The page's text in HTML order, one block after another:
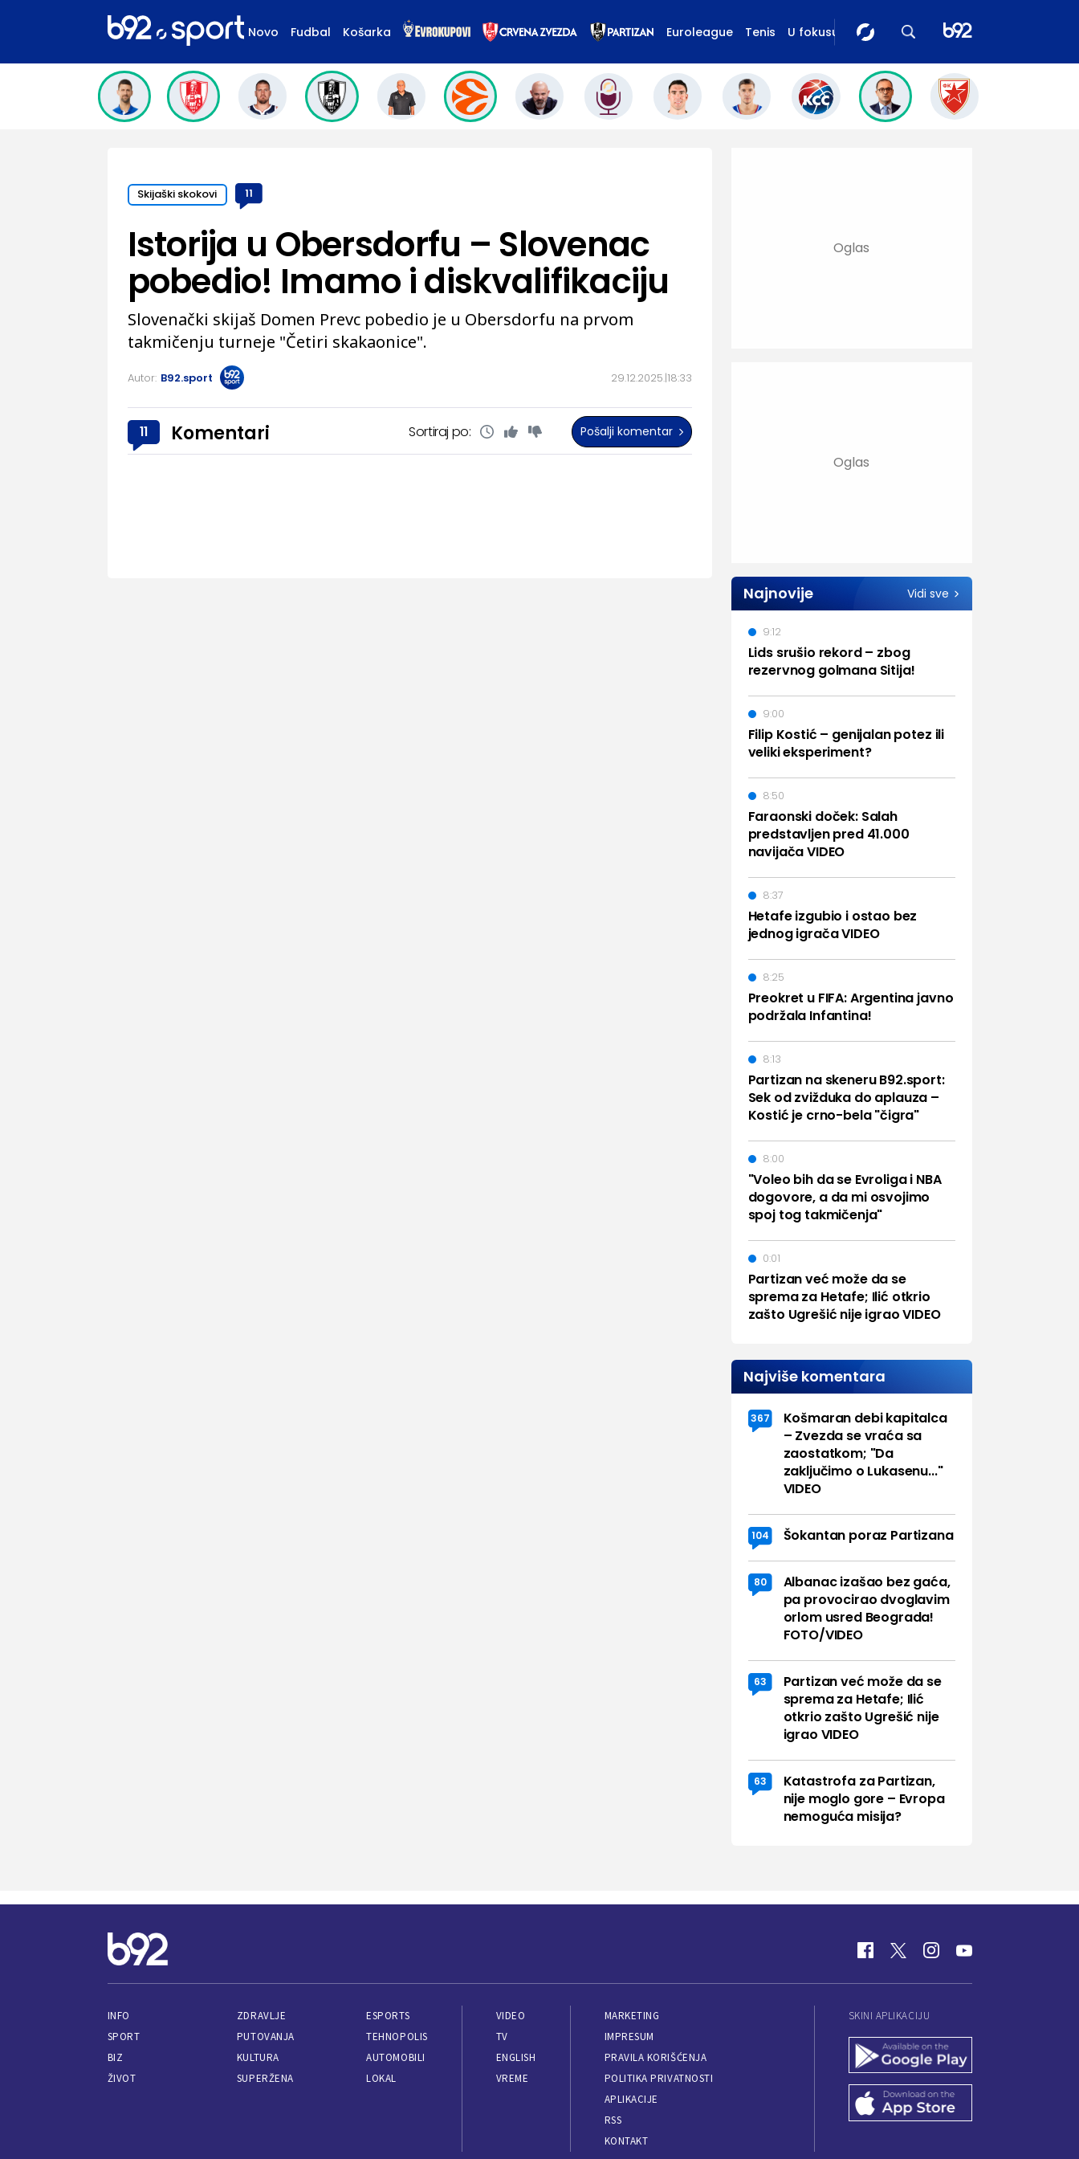
Novo Fudbal Košarka Euroleague Tenis U fokusu
Skijaški skokovi 11
29.12.2025. 18:33
Istorija u Obersdorfu – Slovenac
pobedio! Imamo i diskvalifikaciju
Slovenački skijaš Domen Prevc pobedio je u Obersdorfu na prvom
takmičenju turneje "Četiri skakaonice".
Autor: B92.sport
11 Komentari Sortiraj po: Pošalji komentar
Najnovije Vidi sve
Lids srušio rekord – zbog
rezervnog golmana Sitija!
9:12
Filip Kostić – genijalan potez ili
veliki eksperiment?
9:00
Faraonski doček: Salah
predstavljen pred 41.000
navijača VIDEO
8:50
Hetafe izgubio i ostao bez
jednog igrača VIDEO
8:37
Preokret u FIFA: Argentina javno
podržala Infantina!
8:25
Partizan na skeneru B92.sport:
Sek od zvižduka do aplauza –
Kostić je crno-bela "čigra"
8:13
"Voleo bih da se Evroliga i NBA
dogovore, a da mi osvojimo
spoj tog takmičenja"
8:00
Partizan već može da se
sprema za Hetafe; Ilić otkrio
zašto Ugrešić nije igrao VIDEO
0:01
Najviše komentara
367
Košmaran debi kapitalca
– Zvezda se vraća sa
zaostatkom; "Da
zaključimo o Lukasenu..."
VIDEO
104 Šokantan poraz Partizana
80
Albanac izašao bez gaća,
pa provocirao dvoglavim
orlom usred Beograda!
FOTO/VIDEO
63
Partizan već može da se
sprema za Hetafe; Ilić
otkrio zašto Ugrešić nije
igrao VIDEO
63
Katastrofa za Partizan,
nije moglo gore – Evropa
nemoguća misija?
INFO
SPORT
BIZ
ŽIVOT
ZDRAVLJE
PUTOVANJA
KULTURA
SUPERŽENA
ESPORTS
TEHNOPOLIS
AUTOMOBILI
LOKAL
VIDEO
TV
ENGLISH
VREME
MARKETING
IMPRESUM
PRAVILA KORIŠĆENJA
POLITIKA PRIVATNOSTI
APLIKACIJE
RSS
KONTAKT
SKINI APLIKACIJU